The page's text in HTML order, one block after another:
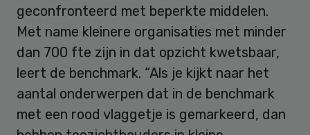
geconfronteerd met beperkte middelen.
Met name kleinere organisaties met minder
dan 700 fte zijn in dat opzicht kwetsbaar,
leert de benchmark. “Als je kijkt naar het
aantal onderwerpen dat in de benchmark
met een rood vlaggetje is gemarkeerd, dan